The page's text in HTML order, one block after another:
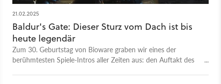
21.02.2025
Baldur's Gate: Dieser Sturz vom Dach ist bis
heute legendär
Zum 30. Geburtstag von Bioware graben wir eines der
berühmtesten Spiele-Intros aller Zeiten aus: den Auftakt des